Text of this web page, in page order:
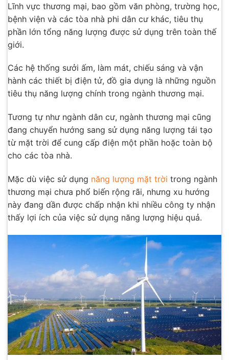
Lĩnh vực thương mại, bao gồm văn phòng, trường học,
bệnh viện và các tòa nhà phi dân cư khác, tiêu thụ
phần lớn tổng năng lượng được sử dụng trên toàn thế
giới.
Các hệ thống sưởi ấm, làm mát, chiếu sáng và vận
hành các thiết bị điện tử, đồ gia dụng là những nguồn
tiêu thụ năng lượng chính trong ngành thương mại.
Tương tự như ngành dân cư, ngành thương mại cũng
đang chuyển hướng sang sử dụng năng lượng tái tạo
từ mặt trời để cung cấp điện một phần hoặc toàn bộ
cho các tòa nhà.
Mặc dù việc sử dụng năng lượng mặt trời trong ngành
thương mại chưa phổ biến rộng rãi, nhưng xu hướng
này đang dần được chấp nhận khi nhiều công ty nhận
thấy lợi ích của việc sử dụng năng lượng hiệu quả.